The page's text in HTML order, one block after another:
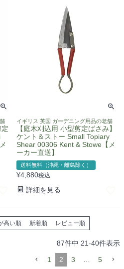
定
イギリス 英国 ガーデニング用品の老舗
【庭木刈込用 小型剪定ばさみ】
ケント＆ストー Small Topiary
Shear 00306 Kent & Stowe【メ
ーカー直送】
送料無料（沖縄・離島除く）
¥4,880税込
詳細を見る
高い順 新着順 レビュー順
87件中 21-40件表示
1 2 3 5